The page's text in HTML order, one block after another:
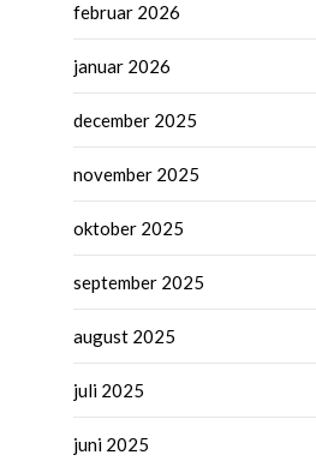
februar 2026
januar 2026
december 2025
november 2025
oktober 2025
september 2025
august 2025
juli 2025
juni 2025